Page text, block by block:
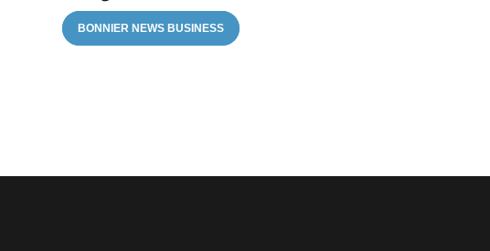
BONNIER NEWS BUSINESS